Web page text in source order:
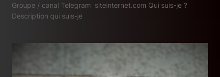
Groupe / canal Telegram siteinternet.com Qui suis-je ?
Description qui suis-je